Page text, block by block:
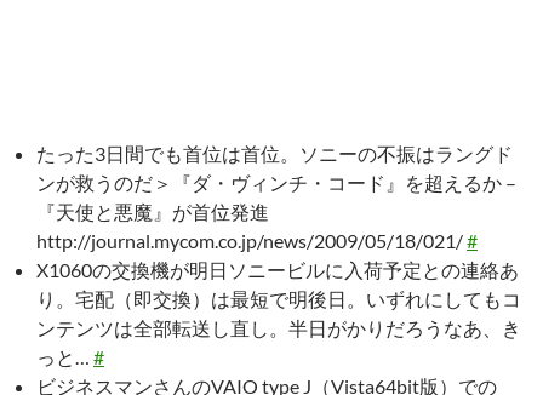
たった3日間でも首位は首位。ソニーの不振はラングド
ンが救うのだ＞『ダ・ヴィンチ・コード』を超えるか –
『天使と悪魔』が首位発進
http://journal.mycom.co.jp/news/2009/05/18/021/#
X1060の交換機が明日ソニービルに入荷予定との連絡あ
り。宅配（即交換）は最短で明後日。いずれにしてもコ
ンテンツは全部転送し直し。半日がかりだろうなあ、き
っと… #
ビジネスマンさんのVAIO type J（Vista64bit版）での